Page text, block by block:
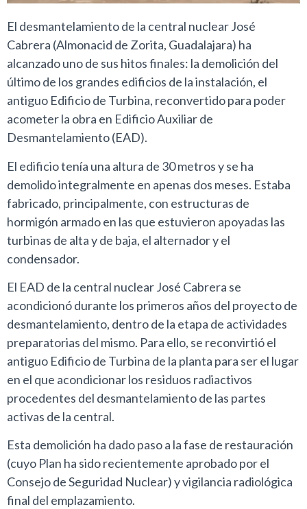
El desmantelamiento de la central nuclear José
Cabrera (Almonacid de Zorita, Guadalajara) ha
alcanzado uno de sus hitos finales: la demolición del
último de los grandes edificios de la instalación, el
antiguo Edificio de Turbina, reconvertido para poder
acometer la obra en Edificio Auxiliar de
Desmantelamiento (EAD).
El edificio tenía una altura de 30 metros y se ha
demolido integralmente en apenas dos meses. Estaba
fabricado, principalmente, con estructuras de
hormigón armado en las que estuvieron apoyadas las
turbinas de alta y de baja, el alternador y el
condensador.
El EAD de la central nuclear José Cabrera se
acondicionó durante los primeros años del proyecto de
desmantelamiento, dentro de la etapa de actividades
preparatorias del mismo. Para ello, se reconvirtió el
antiguo Edificio de Turbina de la planta para ser el lugar
en el que acondicionar los residuos radiactivos
procedentes del desmantelamiento de las partes
activas de la central.
Esta demolición ha dado paso a la fase de restauración
(cuyo Plan ha sido recientemente aprobado por el
Consejo de Seguridad Nuclear) y vigilancia radiológica
final del emplazamiento.